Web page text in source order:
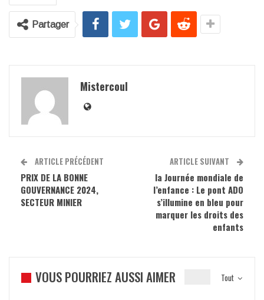
Partager
Mistercoul
ARTICLE PRÉCÉDENT
PRIX DE LA BONNE
GOUVERNANCE 2024,
SECTEUR MINIER
ARTICLE SUIVANT
la Journée mondiale de
l’enfance : Le pont ADO
s’illumine en bleu pour
marquer les droits des
enfants
Tout
VOUS POURRIEZ AUSSI AIMER